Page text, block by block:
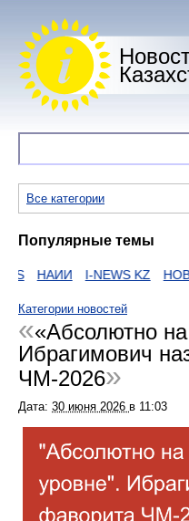
Все категории
Популярные темы
НАИИ I-NEWS KZ
Категории новостей
«Абсолютно
Ибрагимович
ЧМ-2026
Дата: 30 июня 2026 в 11:03